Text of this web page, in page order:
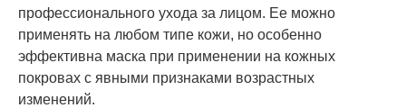
профессионального ухода за лицом. Ее можно
применять на любом типе кожи, но особенно
эффективна маска при применении на кожных
покровах с явными признаками возрастных
изменений.